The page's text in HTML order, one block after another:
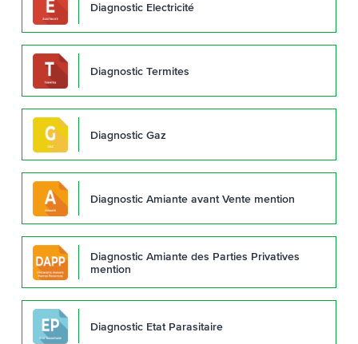
Diagnostic Electricité
Diagnostic Termites
Diagnostic Gaz
Diagnostic Amiante avant Vente mention
Diagnostic Amiante des Parties Privatives
mention
Diagnostic Etat Parasitaire